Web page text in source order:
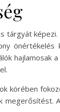
önértékelés
körében